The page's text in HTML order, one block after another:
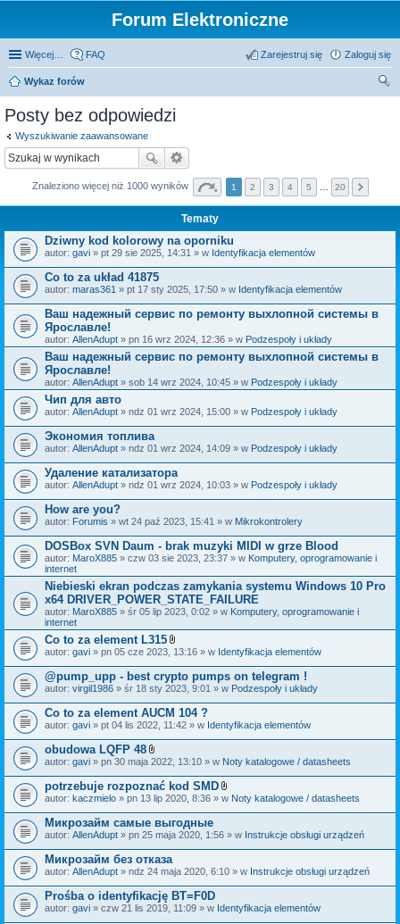
Forum Elektroniczne
Więcej… FAQ Zaloguj się
Zarejestruj się
Wykaz forów
Posty bez odpowiedzi
Wyszukiwanie zaawansowane
Znaleziono więcej niż 1000 wyników 1 2 3 4 5 20
Tematy
Dziwny kod kolorowy na oporniku
autor: gavi » pt 29 sie 2025, 14:31 » w Identyfikacja elementów
Co to za układ 41875
autor: maras361 » pt 17 sty 2025, 17:50 » w Identyfikacja elementów
Ваш надежный сервис по ремонту выхлопной системы в
Ярославле!
autor: AllenAdupt » pn 16 wrz 2024, 12:36 » w Podzespoły i układy
Ваш надежный сервис по ремонту выхлопной системы в
Ярославле!
autor: AllenAdupt » sob 14 wrz 2024, 10:45 » w Podzespoły i układy
Чип для авто
autor: AllenAdupt » ndz 01 wrz 2024, 15:00 » w Podzespoły i układy
Экономия топлива
autor: AllenAdupt » ndz 01 wrz 2024, 14:09 » w Podzespoły i układy
Удаление катализатора
autor: AllenAdupt » ndz 01 wrz 2024, 10:03 » w Podzespoły i układy
How are you?
autor: Forumis » wt 24 paź 2023, 15:41 » w Mikrokontrolery
DOSBox SVN Daum - brak muzyki MIDI w grze Blood
autor: MaroX885 » czw 03 sie 2023, 23:37 » w Komputery, oprogramowanie i
internet
Niebieski ekran podczas zamykania systemu Windows 10 Pro
x64 DRIVER_POWER_STATE_FAILURE
autor: MaroX885 » śr 05 lip 2023, 0:02 » w Komputery, oprogramowanie i
internet
Co to za element L315
Z
ł
ą
c
z
n
i
autor: gavi » pn 05 cze 2023, 13:16 » w Identyfikacja elementów
@pump_upp - best crypto pumps on telegram !
autor: virgil1986 » śr 18 sty 2023, 9:01 » w Podzespoły i układy
Co to za element AUCM 104 ?
autor: gavi » pt 04 lis 2022, 11:42 » w Identyfikacja elementów
obudowa LQFP 48
Z
ł
ą
c
z
n
i
i
autor: gavi » pn 30 maja 2022, 13:10 » w Noty katalogowe / datasheets
potrzebuje rozpoznać kod SMD
Z
ł
c
z
i
autor: kaczmielo » pn 13 lip 2020, 8:36 » w Noty katalogowe / datasheets
Микрозайм самые выгодные
autor: AllenAdupt » pn 25 maja 2020, 1:56 » w Instrukcje obsługi urządzeń
Микрозайм без отказа
autor: AllenAdupt » ndz 24 maja 2020, 6:10 » w Instrukcje obsługi urządzeń
Prośba o identyfikację BT=F0D
autor: gavi » czw 21 lis 2019, 11:09 » w Identyfikacja elementów